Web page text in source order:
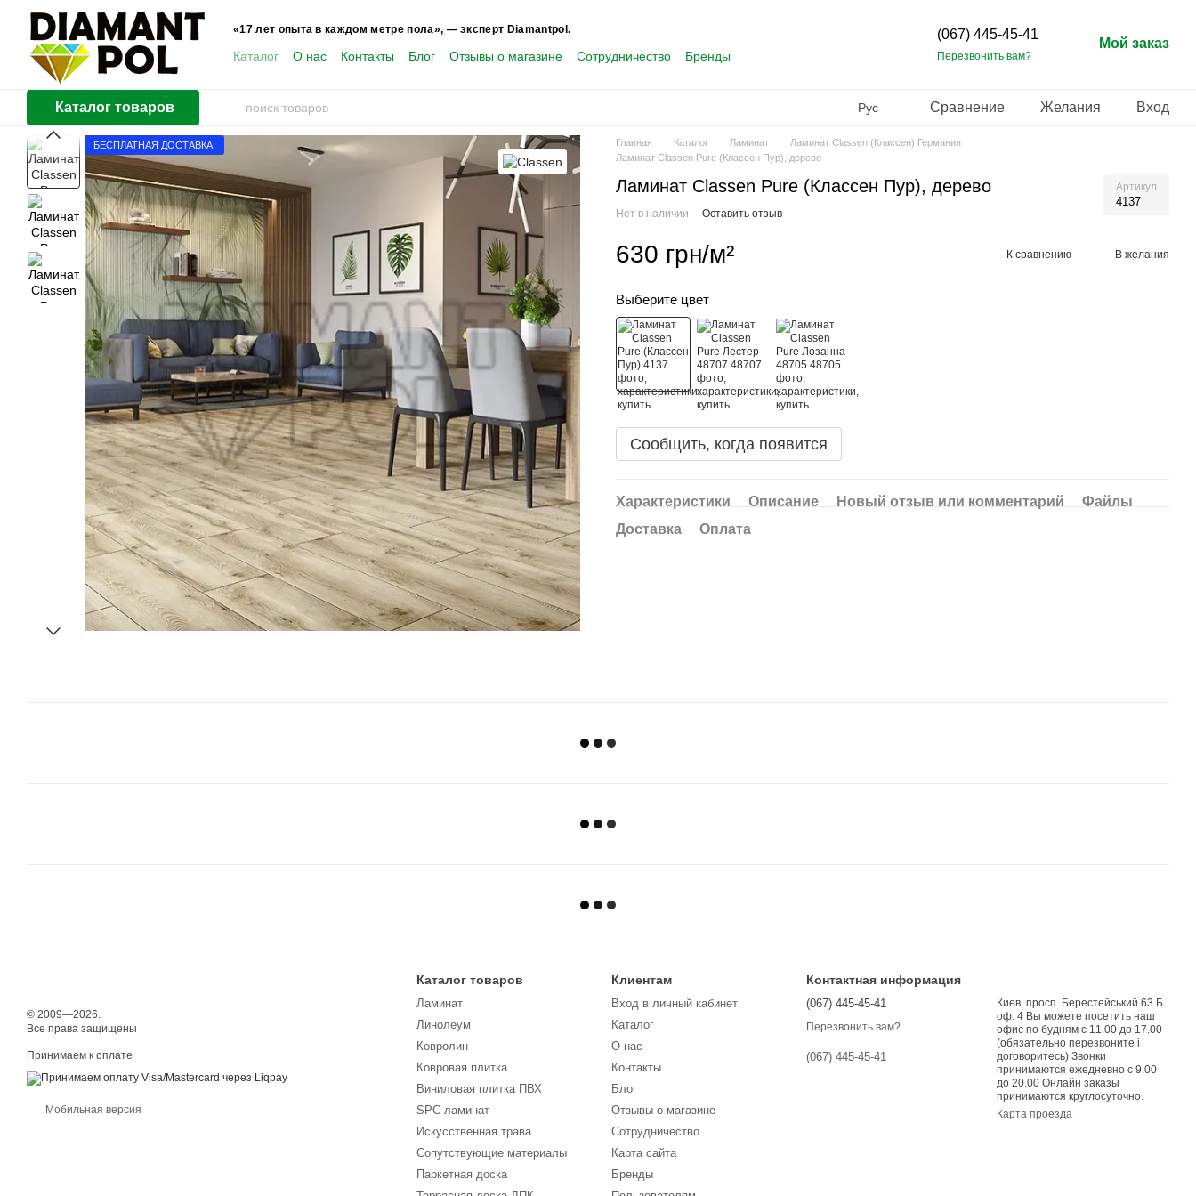
Перейти к основному контенту
«17 лет опыта в каждом метре пола», — эксперт Diamantpol.
Каталог О нас Контакты Блог Отзывы о магазине Сотрудничество
Бренды
(067) 445-45-41
Перезвонить вам?
Мой заказ
Каталог товаров Рус Сравнение Желания Вход
БЕСПЛАТНАЯ ДОСТАВКА Главная Каталог Ламинат
Ламинат Classen (Классен) Германия
Ламинат Classen Pure (Классен Пур), дерево
Ламинат Classen Pure (Классен Пур), дерево Артикул
4137
Нет в наличии Оставить отзыв
630 грн/м² К сравнению В желания
Выберите цвет
Сообщить, когда появится
Характеристики Описание Новый отзыв или комментарий
Файлы
Доставка
Оплата
© 2009—2026.
Все права защищены
Принимаем к оплате
Мобильная версия
Каталог товаров
Ламинат
Линолеум
Кoврoлин
Ковровая плитка
Виниловая плитка ПВХ
SPC ламинат
Искусственная трава
Сопутствующие материалы
Паркетная доска
Клиентам
Вход в личный кабинет
Каталог
О нас
Контакты
Блог
Отзывы о магазине
Сотрудничество
Карта сайта
Бренды
Контактная информация
(067) 445-45-41
Перезвонить вам?
(067) 445-45-41
Киев, просп. Берестейський 63 Б
оф. 4 Вы можете посетить наш
офис по будням с 11.00 до 17.00
(обязательно перезвоните і
договоритесь) Звонки
принимаются ежедневно с 9.00
до 20.00 Онлайн заказы
принимаются круглосуточно.
Карта проезда